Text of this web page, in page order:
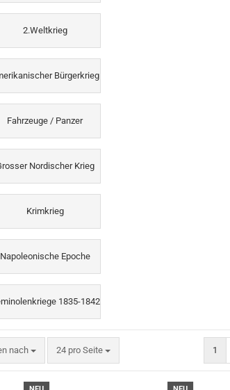
2.Weltkrieg
Bürgerkrieg
Fahrzeuge / Panzer
Nordischer Krieg
Krimkrieg
Napoleonische Epoche
1835-1842
nach
nach 24 pro Seite
pro Seite 1